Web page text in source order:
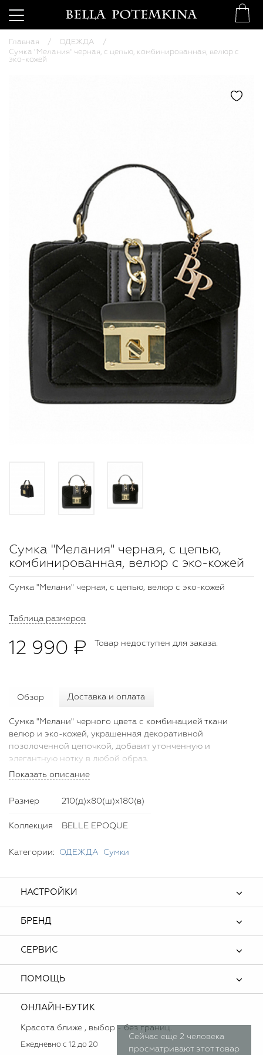
Главная
ОДЕЖДА
Сумка "Мелания" черная, с цепью, комбинированная, велюр с
эко-кожей
Сумка "Мелания" черная, с цепью,
комбинированная, велюр с эко-кожей
Сумка "Мелани" черная, с цепью, велюр с эко-кожей
Таблица размеров
12 990 ₽ Товар недоступен для заказа.
Сейчас еще 2 человека
просматривают этот товар
Обзор Доставка и оплата
Сумка "Мелани" черного цвета с комбинацией ткани
велюр и эко-кожей, украшенная декоративной
позолоченной цепочкой, добавит утонченную и
элегантную нотку в любой образ.
Показать описание
Размер 210(д)х80(ш)х180(в)
Коллекция BELLE EPOQUE
Категории: ОДЕЖДА Сумки
НАСТРОЙКИ
БРЕНД
СЕРВИС
ПОМОЩЬ
ОНЛАЙН-БУТИК
Красота ближе , выбор - без границ.
Ежедневно с 12 до 20